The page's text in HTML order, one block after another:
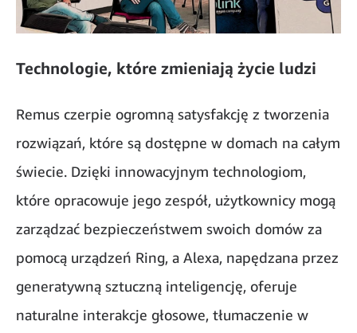
Technologie, które zmieniają życie ludzi
Remus czerpie ogromną satysfakcję z tworzenia
rozwiązań, które są dostępne w domach na całym
świecie. Dzięki innowacyjnym technologiom,
które opracowuje jego zespół, użytkownicy mogą
zarządzać bezpieczeństwem swoich domów za
pomocą urządzeń Ring, a Alexa, napędzana przez
generatywną sztuczną inteligencję, oferuje
naturalne interakcje głosowe, tłumaczenie w